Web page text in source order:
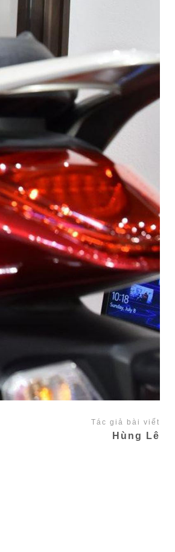
Tác giả bài viết
Hùng Lê